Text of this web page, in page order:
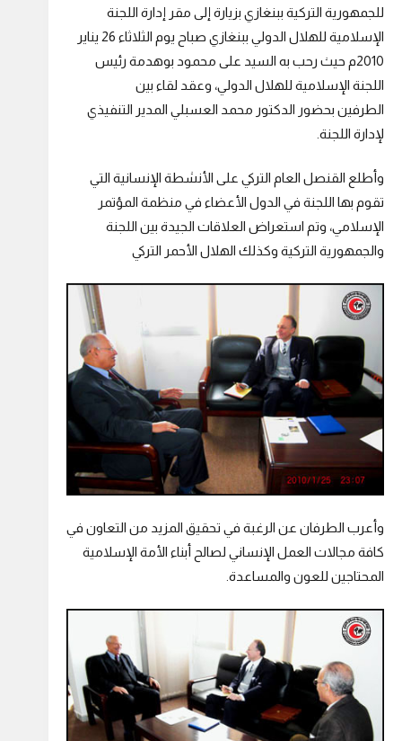
للجمهورية التركية ببنغازي بزيارة إلى مقر إدارة اللجنة
الإسلامية للهلال الدولي ببنغازي صباح يوم الثلاثاء 26 يناير
2010م حيث رحب به السيد على محمود بوهدمة رئيس
اللجنة الإسلامية للهلال الدولي، وعقد لقاء بين
الطرفين بحضور الدكتور محمد العسبلي المدير التنفيذي
لإدارة اللجنة.
وأطلع القنصل العام التركي على الأنشطة الإنسانية التي
تقوم بها اللجنة في الدول الأعضاء في منظمة المؤتمر
الإسلامي، وتم استعراض العلاقات الجيدة بين اللجنة
والجمهورية التركية وكذلك الهلال الأحمر التركي
وأعرب الطرفان عن الرغبة في تحقيق المزيد من التعاون في
كافة مجالات العمل الإنساني لصالح أبناء الأمة الإسلامية
المحتاجين للعون والمساعدة.